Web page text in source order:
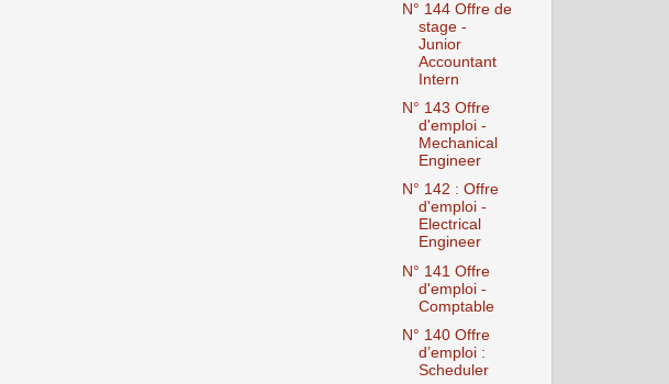
N° 144 Offre de
stage -
Junior
Accountant
Intern
N° 143 Offre
d'emploi -
Mechanical
Engineer
N° 142 : Offre
d'emploi -
Electrical
Engineer
N° 141 Offre
d'emploi -
Comptable
N° 140 Offre
d’emploi :
Scheduler‎